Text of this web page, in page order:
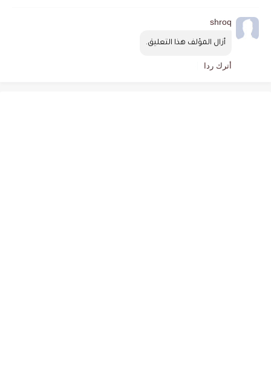
shroq
أزال المؤلف هذا التعليق.
أترك ردا